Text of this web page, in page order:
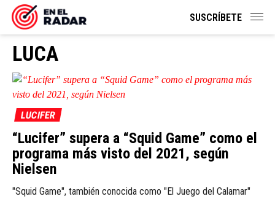
SUSCRÍBETE
LUCA
LUCIFER
“Lucifer” supera a “Squid Game” como el
programa más visto del 2021, según
Nielsen
"Squid Game", también conocida como "El Juego del Calamar"